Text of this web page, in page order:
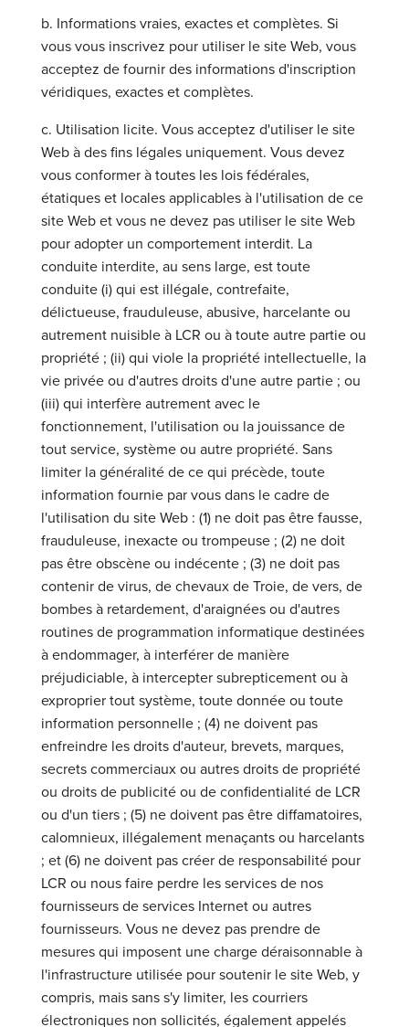
b. Informations vraies, exactes et complètes. Si
vous vous inscrivez pour utiliser le site Web, vous
acceptez de fournir des informations d'inscription
véridiques, exactes et complètes.
c. Utilisation licite. Vous acceptez d'utiliser le site
Web à des fins légales uniquement. Vous devez
vous conformer à toutes les lois fédérales,
étatiques et locales applicables à l'utilisation de ce
site Web et vous ne devez pas utiliser le site Web
pour adopter un comportement interdit. La
conduite interdite, au sens large, est toute
conduite (i) qui est illégale, contrefaite,
délictueuse, frauduleuse, abusive, harcelante ou
autrement nuisible à LCR ou à toute autre partie ou
propriété ; (ii) qui viole la propriété intellectuelle, la
vie privée ou d'autres droits d'une autre partie ; ou
(iii) qui interfère autrement avec le
fonctionnement, l'utilisation ou la jouissance de
tout service, système ou autre propriété. Sans
limiter la généralité de ce qui précède, toute
information fournie par vous dans le cadre de
l'utilisation du site Web : (1) ne doit pas être fausse,
frauduleuse, inexacte ou trompeuse ; (2) ne doit
pas être obscène ou indécente ; (3) ne doit pas
contenir de virus, de chevaux de Troie, de vers, de
bombes à retardement, d'araignées ou d'autres
routines de programmation informatique destinées
à endommager, à interférer de manière
préjudiciable, à intercepter subrepticement ou à
exproprier tout système, toute donnée ou toute
information personnelle ; (4) ne doivent pas
enfreindre les droits d'auteur, brevets, marques,
secrets commerciaux ou autres droits de propriété
ou droits de publicité ou de confidentialité de LCR
ou d'un tiers ; (5) ne doivent pas être diffamatoires,
calomnieux, illégalement menaçants ou harcelants
; et (6) ne doivent pas créer de responsabilité pour
LCR ou nous faire perdre les services de nos
fournisseurs de services Internet ou autres
fournisseurs. Vous ne devez pas prendre de
mesures qui imposent une charge déraisonnable à
l'infrastructure utilisée pour soutenir le site Web, y
compris, mais sans s'y limiter, les courriers
électroniques non sollicités, également appelés